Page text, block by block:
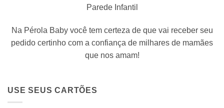
Parede Infantil
Na Pérola Baby você tem certeza de que vai receber seu
pedido certinho com a confiança de milhares de mamães
que nos amam!
USE SEUS CARTÕES